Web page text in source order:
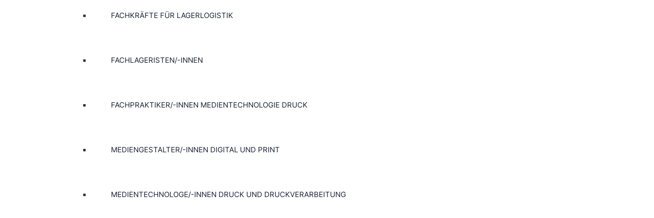
FACHKRÄFTE FÜR LAGERLOGISTIK
FACHLAGERISTEN/-INNEN
FACHPRAKTIKER/-INNEN MEDIENTECHNOLOGIE DRUCK
MEDIENGESTALTER/-INNEN DIGITAL UND PRINT
MEDIENTECHNOLOGE/-INNEN DRUCK UND DRUCKVERARBEITUNG